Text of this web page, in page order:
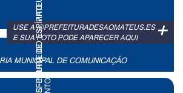
+
USE A @PREFEITURADESAOMATEUS.ES
E SUA FOTO PODE APARECER AQUI
MUNICIPAL DE COMUNICAÇÃO